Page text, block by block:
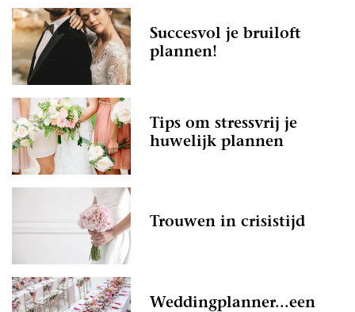
Succesvol je bruiloft
plannen!
Tips om stressvrij je
huwelijk plannen
Trouwen in crisistijd
Weddingplanner...een